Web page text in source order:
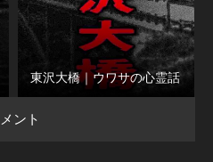
東沢大橋｜ウワサの心霊話
ント